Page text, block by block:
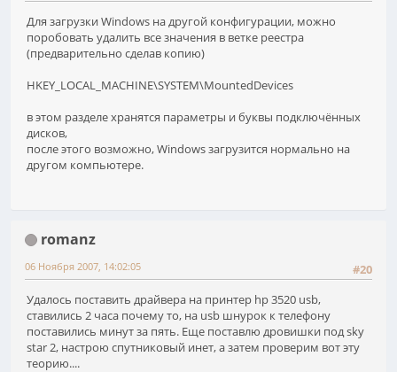
Для загрузки Windows на другой конфигурации, можно
поробовать удалить все значения в ветке реестра
(предварительно сделав копию)
HKEY_LOCAL_MACHINE\SYSTEM\MountedDevices
в этом разделе хранятся параметры и буквы подключённых
дисков,
после этого возможно, Windows загрузится нормально на
другом компьютере.
romanz
#20
06 Ноября 2007, 14:02:05
Удалось поставить драйвера на принтер hp 3520 usb,
ставились 2 часа почему то, на usb шнурок к телефону
поставились минут за пять. Еще поставлю дровишки под sky
star 2, настрою спутниковый инет, а затем проверим вот эту
теорию....